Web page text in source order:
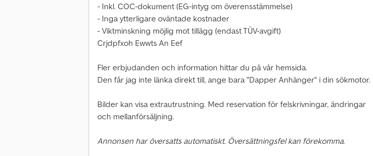
- Inkl. COC-dokument (EG-intyg om överensstämmelse)
- Inga ytterligare oväntade kostnader
- Viktminskning möjlig mot tillägg (endast TÜV-avgift)
Crjdpfxoh Ewwts An Eef
Fler erbjudanden och information hittar du på vår hemsida.
Den får jag inte länka direkt till, ange bara "Dapper Anhänger" i din sökmotor.
Bilder kan visa extrautrustning. Med reservation för felskrivningar, ändringar
och mellanförsäljning.
Annonsen har översatts automatiskt. Översättningsfel kan förekomma.